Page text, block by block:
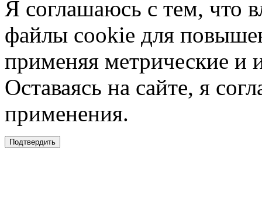
Я соглашаюсь с тем, что
файлы cookie для
применяя метрические и
Оставаясь на сайте, я
применения.
Подтвердить